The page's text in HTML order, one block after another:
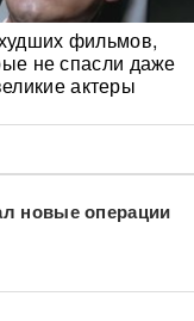
фильмов,
не спасли даже
актеры
новые операции